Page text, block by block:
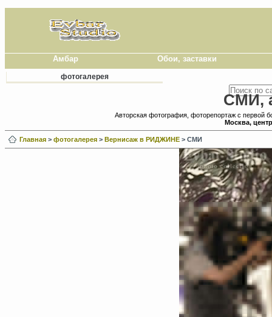
Амбар Обои, заставки
фотогалерея
СМИ,
Авторская фотография, фоторепортаж с первой
Москва,
Главная > фотогалерея > Вернисаж в РИДЖИНЕ > СМИ